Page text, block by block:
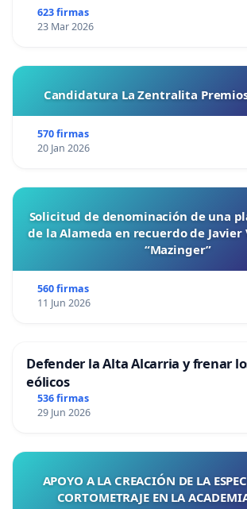
623 firmas
23 Mar 2026
Candidatura La Zentralita
570 firmas
20 Jan 2026
Solicitud de denominación de una
de la Alameda en recuerdo de Javier
“Mazinger”
560 firmas
11 Jun 2026
Defender la Alta Alcarria y frenar
eólicos
536 firmas
29 Jun 2026
APOYO A LA CREACIÓN DE LA
CORTOMETRAJE EN LA